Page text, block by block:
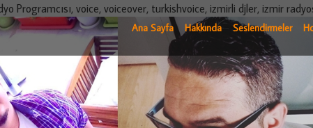
Programcısı, voice, voiceover, turkishvoice, izmirli djler, izmir
Ana Sayfa Hakkında Seslendirmeler